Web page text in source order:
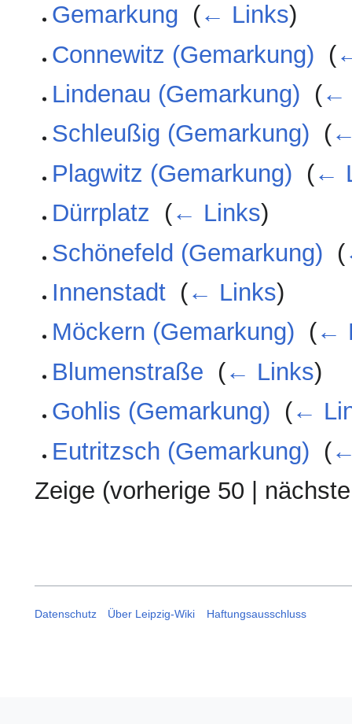
Gemarkung (← Links)
Connewitz (Gemarkung) (
Lindenau (Gemarkung) (←
Schleußig (Gemarkung) (
Plagwitz (Gemarkung) (←
Dürrplatz
(← Links)
Schönefeld (Gemarkung) (
Innenstadt (← Links)
Möckern (Gemarkung) (←
Blumenstraße (← Links)
Gohlis (Gemarkung) (←
Eutritzsch (Gemarkung) (
Zeige (vorherige 50
Datenschutz Über Leipzig-Wiki Haftungsausschluss